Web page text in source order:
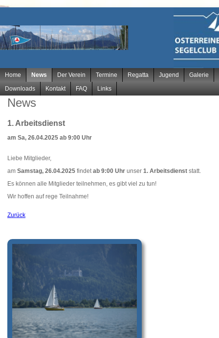
Navigation
überspringen
Home News Der Verein Termine Regatta Jugend
Galerie
Downloads
Kontakt FAQ Links
News
1. Arbeitsdienst
am Sa, 26.04.2025 ab 9:00 Uhr
Liebe Mitglieder,
am Samstag, 26.04.2025 findetab 9:00 Uhr unser 1. Arbeitsdienst statt.
Es können alle Mitglieder teilnehmen, es gibt viel zu tun!
Wir hoffen auf rege Teilnahme!
Zurück